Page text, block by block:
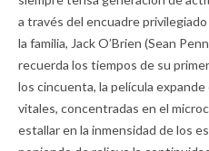
a través del encuadre
la familia, Jack O’Brien (Sean
recuerda los tiempos de su
los cincuenta, la película
vitales, concentradas en el
estallar en la inmensidad de los